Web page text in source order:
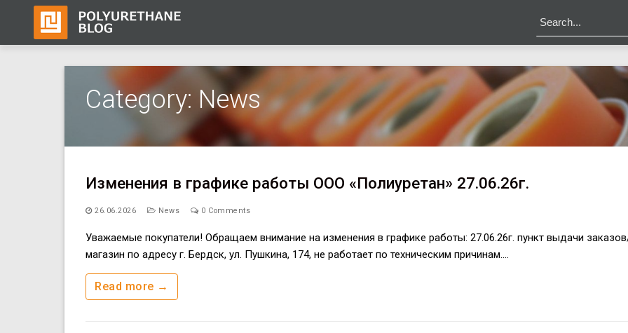
contentCategory: News
Изменения в графике работы ООО «Полиуретан» 27.06.26г.
26.06.2026 News 0 Comments
Уважаемые покупатели! Обращаем внимание на изменения в графике работы: 27.06.26г. пункт выдачи
магазин по адресу г. Бердск, ул. Пушкина, 174, не работает по техническим причинам.…
Read more →